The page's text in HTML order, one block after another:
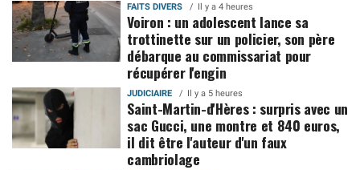
FAITS DIVERS Il y a 4 heures
Voiron : un adolescent lance sa
trottinette sur un policier, son père
débarque au commissariat pour
récupérer l'engin
JUDICIAIRE Il y a 5 heures
Saint-Martin-d'Hères : surpris avec un
sac Gucci, une montre et 840 euros,
il dit être l'auteur d'un faux
cambriolage